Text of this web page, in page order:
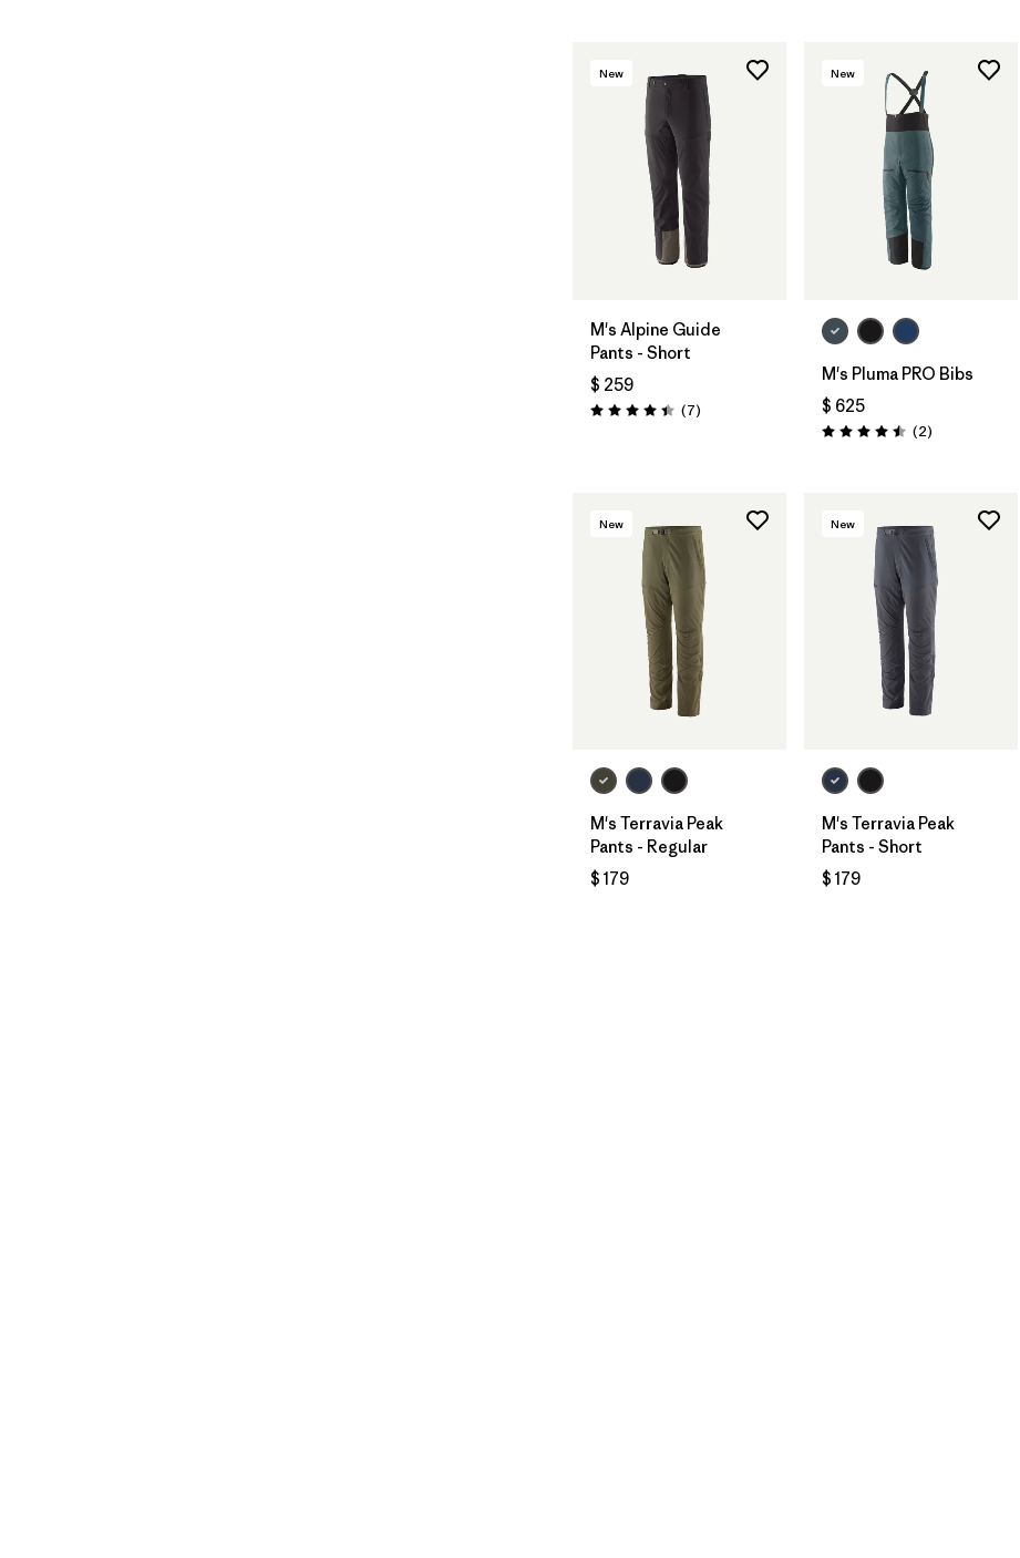
New
M's Alpine Guide
Pants - Short
$ 259
Valoración: 4.4 / 5
(7Comentarios
)
New
M's Pluma PRO Bibs
$ 625
Valoración: 4.5 / 5
(2Comentarios
)
New
M's Terravia Peak
Pants - Regular
$ 179
New
M's Terravia Peak
Pants - Short
$ 179